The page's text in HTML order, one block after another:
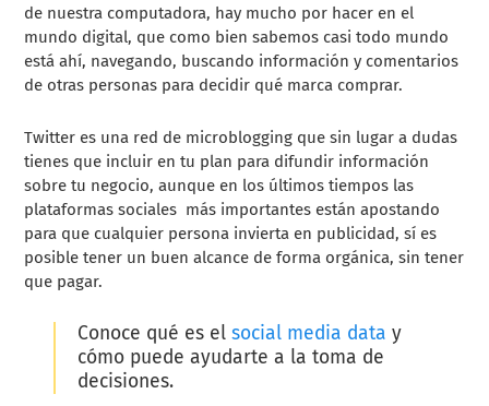
de nuestra computadora, hay mucho por hacer en el
mundo digital, que como bien sabemos casi todo mundo
está ahí, navegando, buscando información y comentarios
de otras personas para decidir qué marca comprar.
Twitter es una red de microblogging que sin lugar a dudas
tienes que incluir en tu plan para difundir información
sobre tu negocio, aunque en los últimos tiempos las
plataformas sociales más importantes están apostando
para que cualquier persona invierta en publicidad, sí es
posible tener un buen alcance de forma orgánica, sin tener
que pagar.
Conoce qué es el social media data y
cómo puede ayudarte a la toma de
decisiones.